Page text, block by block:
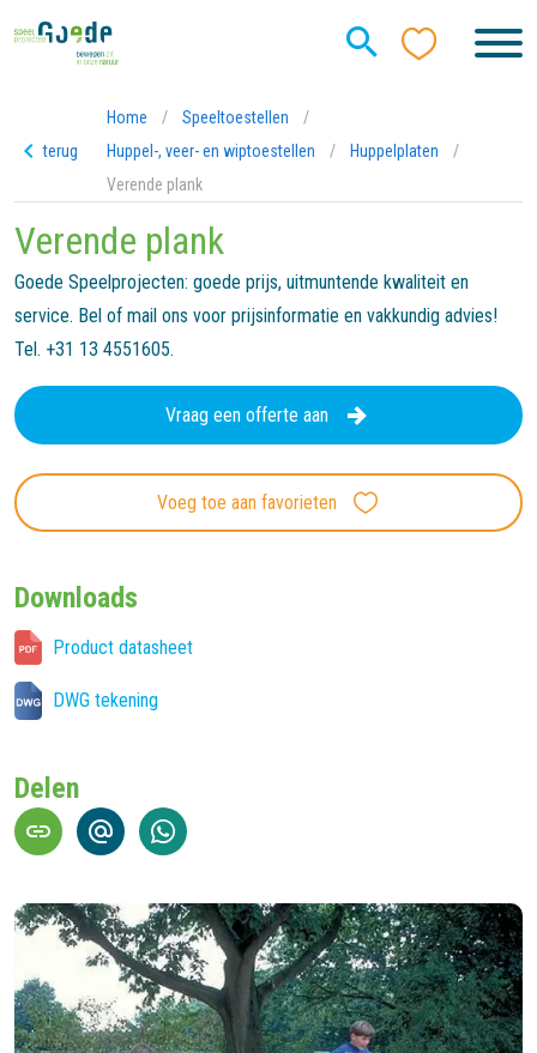
terug
Home / Speeltoestellen
/
Huppel-, veer- en wiptoestellen
/ Huppelplaten
/
Verende plank
Verende plank
Goede Speelprojecten: goede prijs, uitmuntende kwaliteit en
service. Bel of mail ons voor prijsinformatie en vakkundig advies!
Tel. +31 13 4551605.
Vraag een offerte aan
Voeg toe aan favorieten
Downloads
Product datasheet
DWG tekening
Delen